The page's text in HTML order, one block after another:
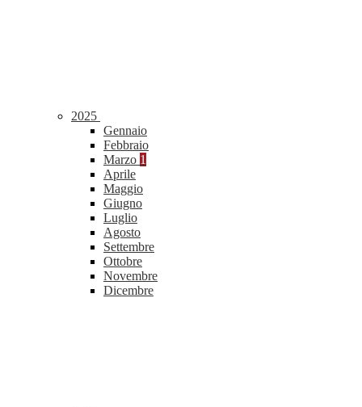
2025
Gennaio
Febbraio
Marzo 1
Aprile
Maggio
Giugno
Luglio
Agosto
Settembre
Ottobre
Novembre
Dicembre